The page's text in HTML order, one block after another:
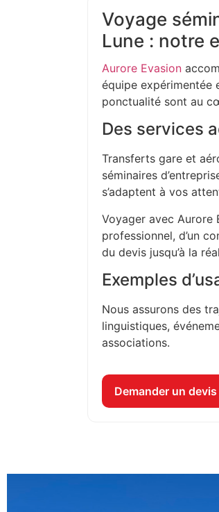
Voyage
Lune : notre
Aurore Evasion
équipe expérimentée
ponctualité sont au
Des services
Transferts gare et
séminaires
s’adaptent à vos
Voyager avec Aurore
professionnel, d’un
du devis jusqu’à la
Exemples
Nous assurons des
linguistiques,
associations.
Demander un devis